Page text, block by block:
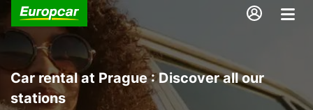
Car rental at Prague : Discover all our
stations